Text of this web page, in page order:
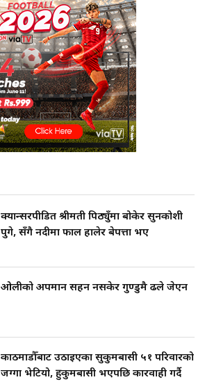
क्यान्सरपीडित श्रीमती पिठ्युँमा बोकेर सुनकोशी
पुगे, सँगै नदीमा फाल हालेर बेपत्ता भए
ओलीको अपमान सहन नसकेर गुण्डुमै ढले जेएन
काठमाडौँबाट उठाइएका सुकुमबासी ५१ परिवारको
जग्गा भेटियो, हुकुमबासी भएपछि कारवाही गर्दै